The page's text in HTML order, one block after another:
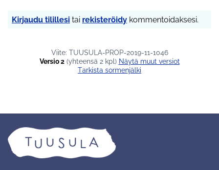
Kirjaudu tilillesi tai rekisteröidy kommentoidaksesi.
Viite: TUUSULA-PROP-2019-11-1046
Versio 2(yhteensä 2 kpl)
näytä muut versiot
Tarkista sormenjälki